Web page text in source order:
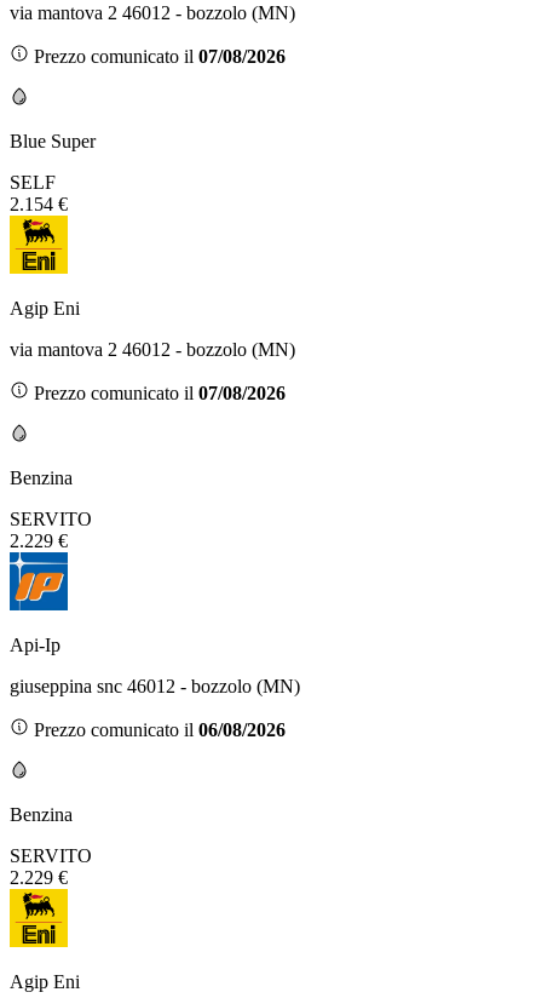
via mantova 2 46012 - bozzolo (MN)
Prezzo comunicato il 07/08/2026
Blue Super
SELF
2.154 €
Agip Eni
via mantova 2 46012 - bozzolo (MN)
Prezzo comunicato il 07/08/2026
Benzina
SERVITO
2.229 €
Api-Ip
giuseppina snc 46012 - bozzolo (MN)
Prezzo comunicato il 06/08/2026
Benzina
SERVITO
2.229 €
Agip Eni